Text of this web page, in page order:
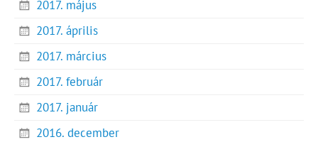
2017. május
2017. április
2017. március
2017. február
2017. január
2016. december